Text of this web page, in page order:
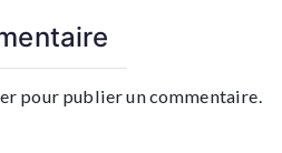
pour publier un commentaire.